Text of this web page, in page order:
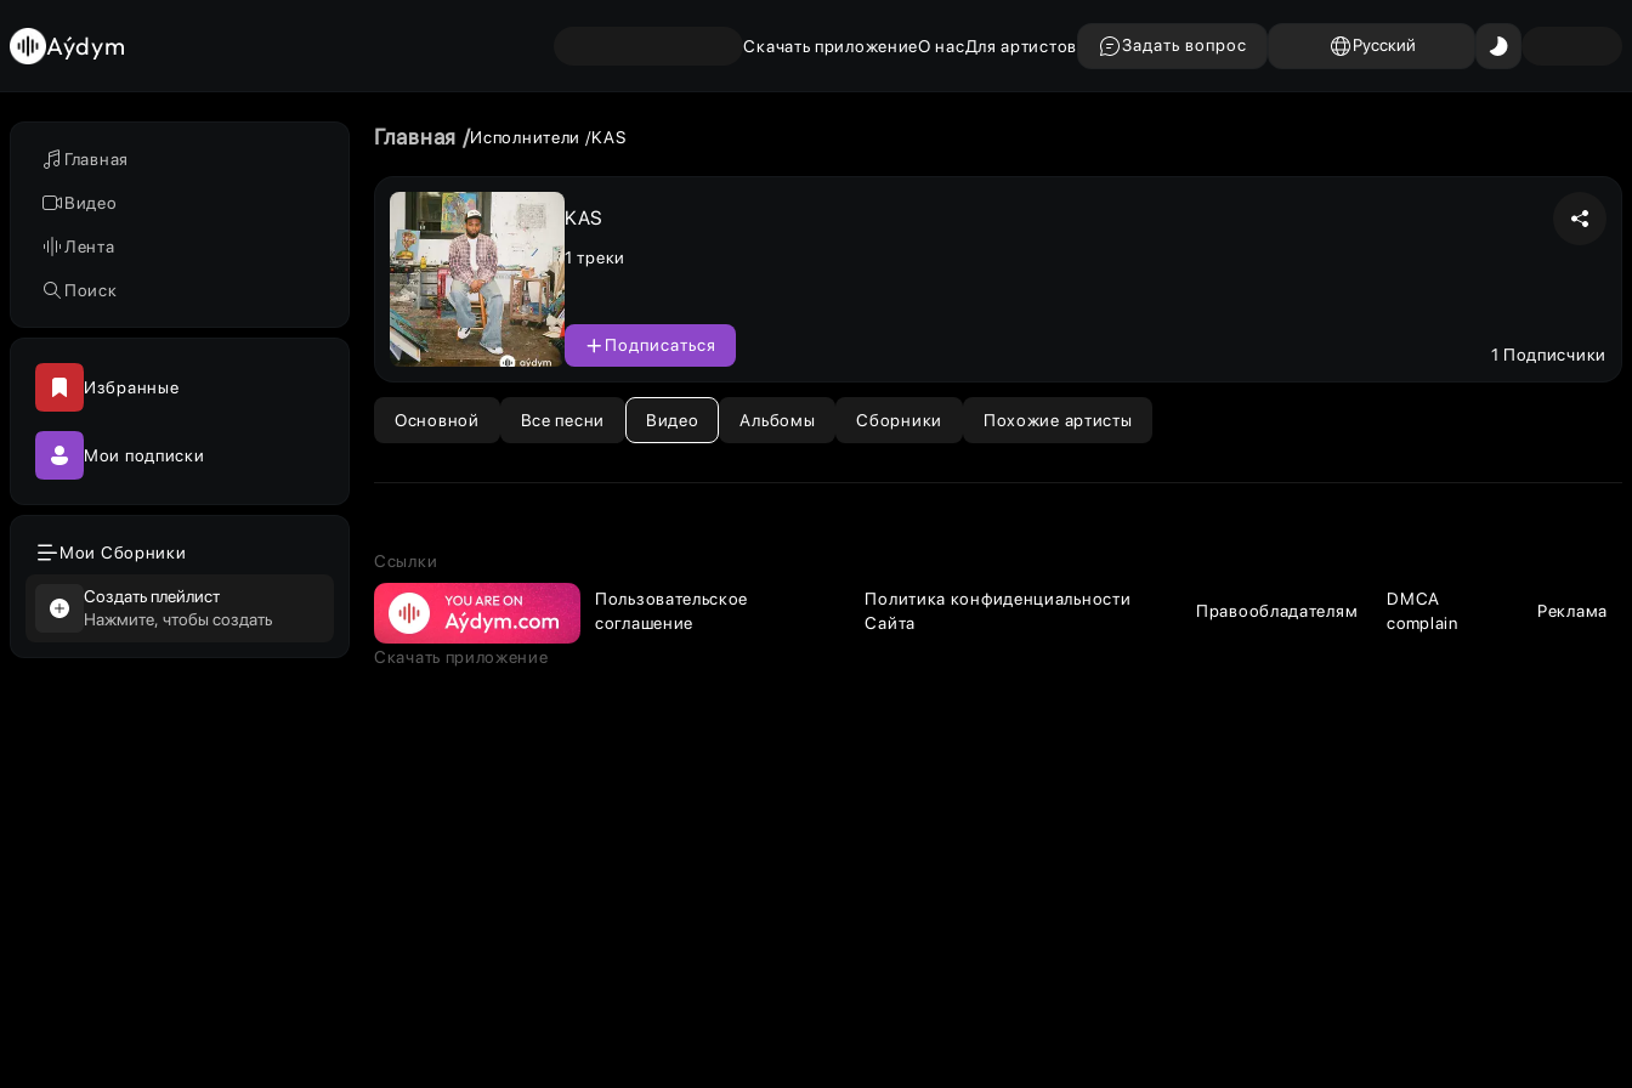
Главная
Видео
Лента
Поиск
Избранные
Мои подписки
Мои Сборники
Создать плейлист
Нажмите, чтобы создать
Aýdym Скачать приложениеО насДля артистов Задать вопрос Русский
Главная Исполнители KAS
KAS
1 треки
Подписаться 1 Подписчики
Основной Все песни Видео Альбомы Сборники Похожие артисты
Ссылки
Пользовательское
соглашение
Политика конфиденциальности
Сайта
Правообладателям
DMCA
complain
Реклама
Скачать приложение